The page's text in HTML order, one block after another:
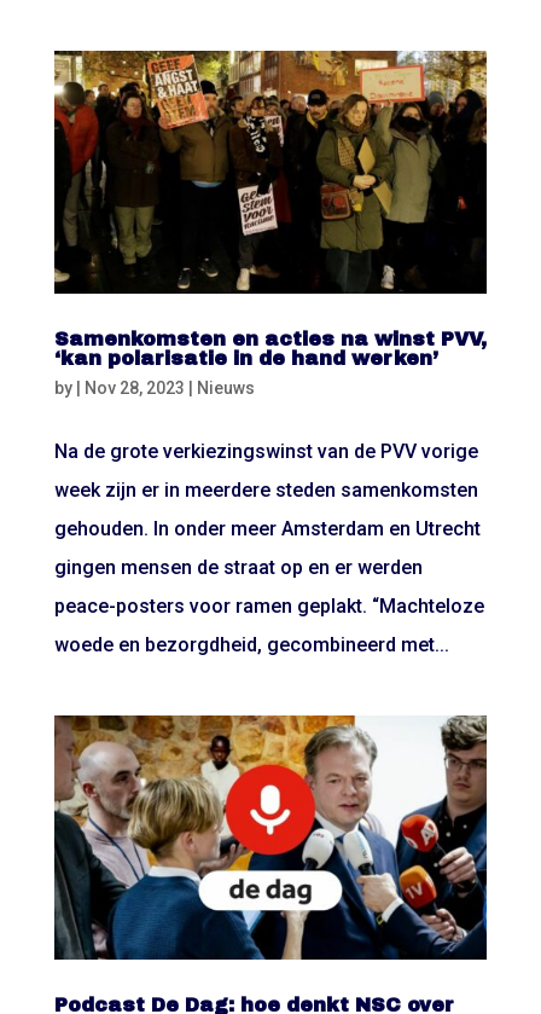
Samenkomsten en acties na winst PVV,
‘kan polarisatie in de hand werken’
by Nov 28, 2023 Nieuws
Na de grote verkiezingswinst van de PVV vorige
week zijn er in meerdere steden samenkomsten
gehouden. In onder meer Amsterdam en Utrecht
gingen mensen de straat op en er werden
peace-posters voor ramen geplakt. “Machteloze
woede en bezorgdheid, gecombineerd met...
Podcast De Dag: hoe denkt NSC over